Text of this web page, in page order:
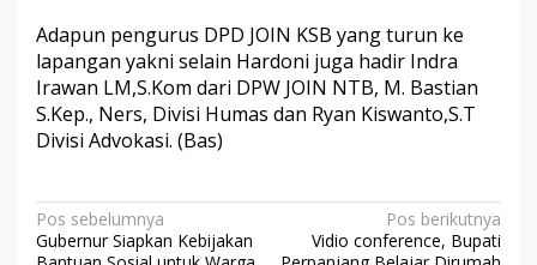
Adapun pengurus DPD JOIN KSB yang turun ke
lapangan yakni selain Hardoni juga hadir Indra
Irawan LM,S.Kom dari DPW JOIN NTB, M. Bastian
S.Kep., Ners, Divisi Humas dan Ryan Kiswanto,S.T
Divisi Advokasi. (Bas)
N
Pos sebelumnya
Gubernur Siapkan Kebijakan
Pos berikutnya
Vidio conference, Bupati